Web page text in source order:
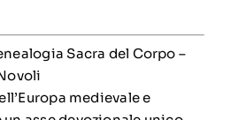
Sacra del Corpo –
medievale e